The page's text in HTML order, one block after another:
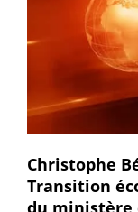
Christophe
Transition
du ministère